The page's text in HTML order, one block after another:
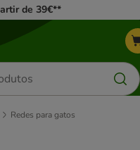
de 39€**
Redes para gatos